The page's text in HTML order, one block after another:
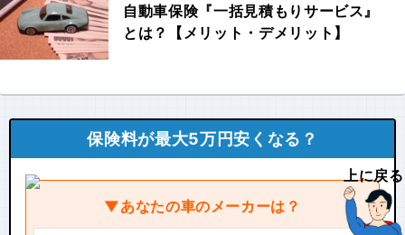
自動車保険『一括見積もりサービス』
とは？【メリット・デメリット】
保険料が最大5万円安くなる？
▼あなたの車のメーカーは？
上に戻る